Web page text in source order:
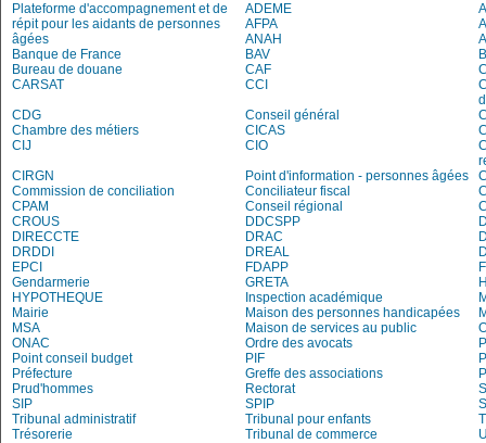
Plateforme d'accompagnement et de
répit pour les aidants de personnes
âgées
ADEME
AFPA
ANAH
Banque de France
BAV
Bureau de douane
CAF
CARSAT
CCI
CDG
Conseil général
Chambre des métiers
CICAS
CIJ
CIO
CIRGN
Point d'information - personnes âgées
Commission de conciliation
Conciliateur fiscal
CPAM
Conseil régional
CROUS
DDCSPP
DIRECCTE
DRAC
DRDDI
DREAL
EPCI
FDAPP
Gendarmerie
GRETA
HYPOTHEQUE
Inspection académique
Mairie
Maison des personnes handicapées
MSA
Maison de services au public
ONAC
Ordre des avocats
Point conseil budget
PIF
Préfecture
Greffe des associations
Prud'hommes
Rectorat
SIP
SPIP
Tribunal administratif
Tribunal pour enfants
Trésorerie
Tribunal de commerce